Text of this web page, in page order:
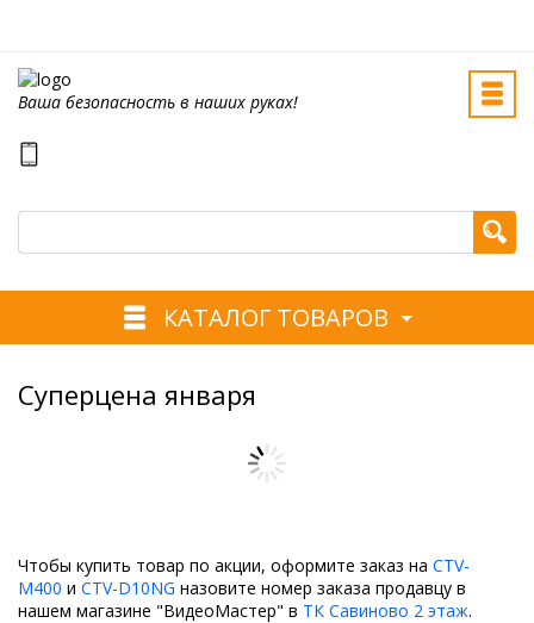
Ваша безопасность в наших руках!
КАТАЛОГ ТОВАРОВ
Суперцена января
Чтобы купить товар по акции, оформите заказ на CTV-
M400 и CTV-D10NG назовите номер заказа продавцу в
нашем магазине "ВидеоМастер" в ТК Савиново 2 этаж.